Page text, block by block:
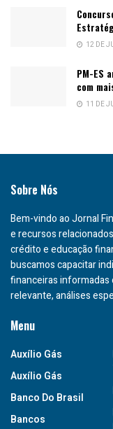
12 DE
PM-ES
com
11 DE
Sobre Nós
Bem-vindo ao Jornal
e recursos
crédito e educação
buscamos capacitar
financeiras
relevante, análises
Menu
Auxílio Gás
Auxílio Gás
Banco Do Brasil
Bancos